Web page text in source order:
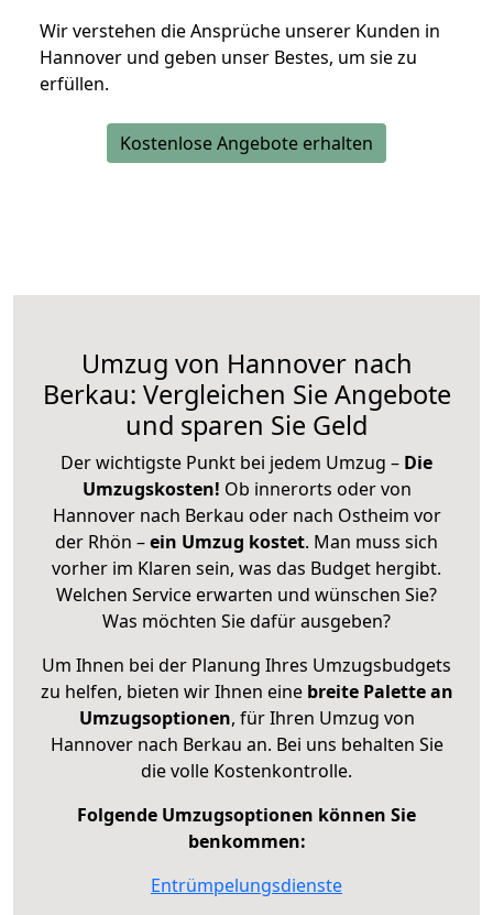
Wir verstehen die Ansprüche unserer Kunden in
Hannover und geben unser Bestes, um sie zu
erfüllen.
Kostenlose Angebote erhalten
Umzug von Hannover nach
Berkau: Vergleichen Sie Angebote
und sparen Sie Geld
Der wichtigste Punkt bei jedem Umzug – Die
Umzugskosten! Ob innerorts oder von
Hannover nach Berkau oder nach Ostheim vor
der Rhön –ein Umzug kostet. Man muss sich
vorher im Klaren sein, was das Budget hergibt.
Welchen Service erwarten und wünschen Sie?
Was möchten Sie dafür ausgeben?
Um Ihnen bei der Planung Ihres Umzugsbudgets
zu helfen, bieten wir Ihnen eine breite Palette an
Umzugsoptionen, für Ihren Umzug von
Hannover nach Berkau an. Bei uns behalten Sie
die volle Kostenkontrolle.
Folgende Umzugsoptionen können Sie
benkommen:
Entrümpelungsdienste